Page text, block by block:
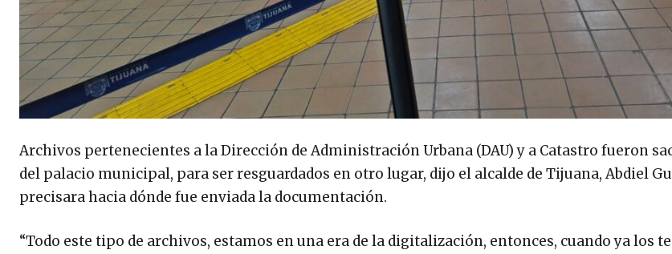
Archivos pertenecientes a la Dirección de Administración Urbana (DAU) y a Catastro fueron
del palacio municipal, para ser resguardados en otro lugar, dijo el alcalde de Tijuana, Abdiel
precisara hacia dónde fue enviada la documentación.
“Todo este tipo de archivos, estamos en una era de la digitalización, entonces, cuando ya los